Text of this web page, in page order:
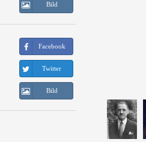
Bild
Facebook
Twitter
Bild